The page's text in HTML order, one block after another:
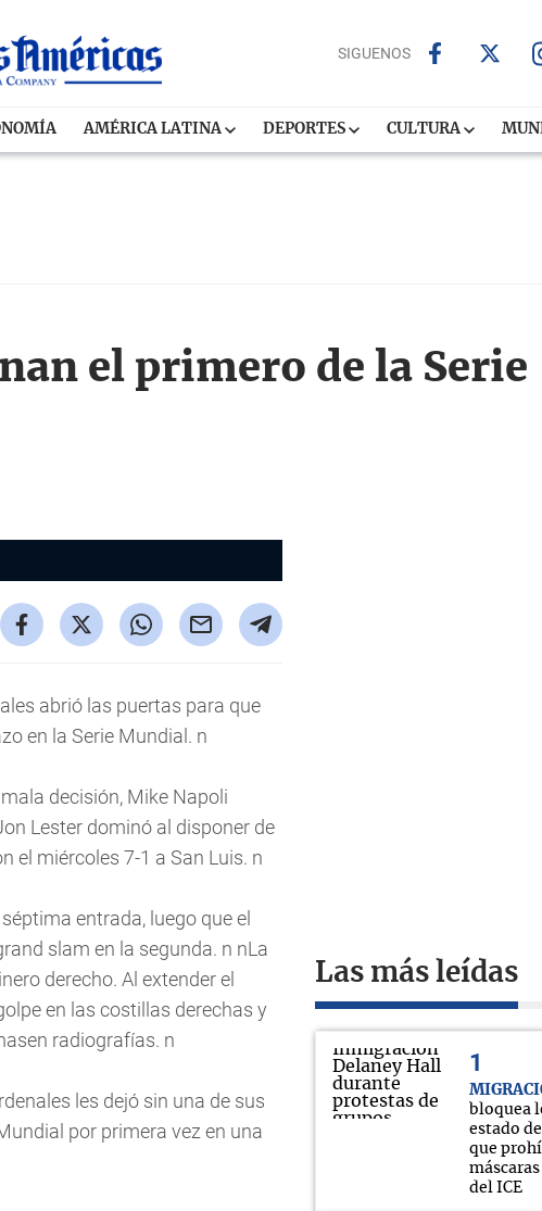
SIGUENOS
AMÉRICA LATINA DEPORTES CULTURA
el primero de la Serie
abrió las puertas para que
en la Serie Mundial. n
decisión, Mike Napoli
Lester dominó al disponer de
el miércoles 7-1 a San Luis. n
entrada, luego que el
slam en la segunda. n nLa
derecho. Al extender el
en las costillas derechas y
radiografías. n
les dejó sin una de sus
por primera vez en una
Las más leídas
bloquea
estado
que
del ICE